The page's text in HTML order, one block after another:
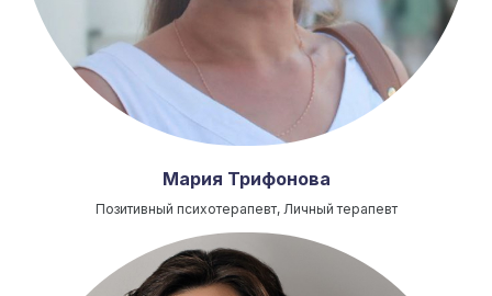
Мария Трифонова
Позитивный психотерапевт, Личный терапевт